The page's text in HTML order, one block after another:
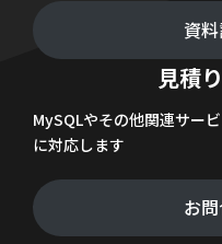
資
見積
MySQLやその他関連サー
に対応します
お